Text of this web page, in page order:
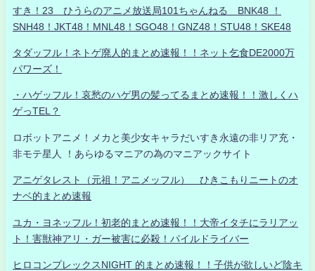
すき！23 ひうらのアニメ放送局101ちゃんねる BNK48 ！
SNH48！JKT48！MNL48！SGO48！GNZ48！STU48！SKE48
タダッフル！ネトゲ廃人的まとめ速報！！ネット乞食DE2000万
パワーズ！
・ハゲッフル！哀愁のハゲ男の髪ってるまとめ速報！！激しくハ
ゲっTEL？
ロボットアニメ！メカと美少女キャラだいすき永遠の非リア充・
非モテ星人 ！あらゆるマニアの為のマニアックサイト
アニゲタレスト（元祖！アニメッフル） ひきこもりニートのオ
ナベ的まとめ速報
ユカ・ヨネッフル！初老的まとめ速報！！大帝イタチにラリアッ
ト！害獣神アリ・ガー被害に必殺！パイルドライバー
ヒロコンプレックスNIGHT 的まとめ速報！！子供が欲しいど陰キ